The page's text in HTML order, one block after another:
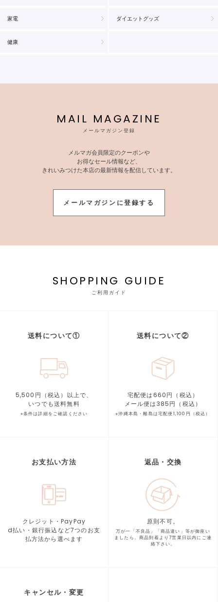
家電 ダイエットグッズ
健康
MAIL MAGAZINE
メールマガジン登録
メルマガ会員限定のクーポンや
お得なセール情報など、
きれいみつけた本店の最新情報を配信しています。
メールマガジンに登録する
SHOPPING GUIDE
ご利用ガイド
送料について①
5,500円（税込）以上で、
いつでも送料無料
※条件は詳細をご確認ください
送料について②
宅配便は660円（税込）
メール便は385円（税込）
※沖縄本島・離島は宅配便1,100円（税込）
お支払い方法
クレジット・PayPay
d払い・銀行振込など7つのお支
払方法から選べます
返品・交換
原則不可。
万が一「不良品」「商品違い」等が御座い
ましたら、商品到着より7営業日以内にご連
絡下さい。
キャンセル・変更